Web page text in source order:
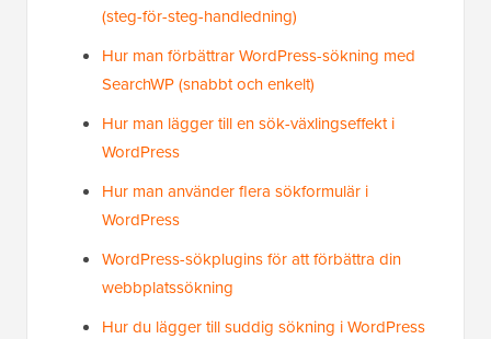
(steg-för-steg-handledning)
Hur man förbättrar WordPress-sökning med
SearchWP (snabbt och enkelt)
Hur man lägger till en sök-växlingseffekt i
WordPress
Hur man använder flera sökformulär i
WordPress
WordPress-sökplugins för att förbättra din
webbplatssökning
Hur du lägger till suddig sökning i WordPress